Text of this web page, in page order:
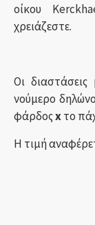
οίκου
χρειάζεστε.
Οι
νούμερο
φάρδοςxτο
Η τιμή